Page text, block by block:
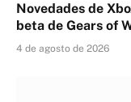
Novedades de
beta de Gears of
4 de agosto de 2026